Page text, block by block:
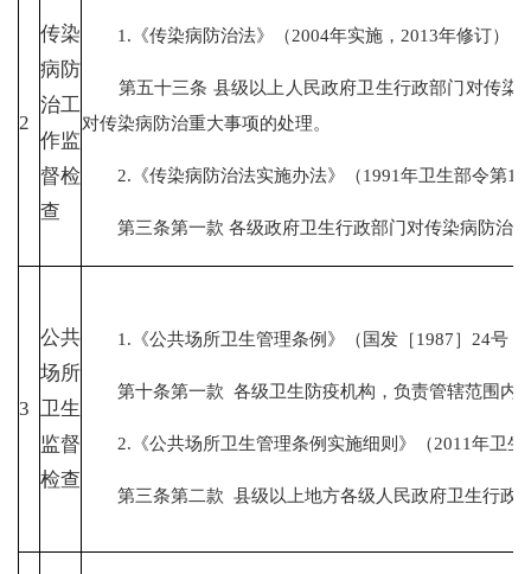
2
传染
病防
治工
作监
督检
查
1.《传染病防治法》（2004年实施，2013年修订）
第五十三条 县级以上人民政府卫生行政部门对传染
对传染病防治重大事项的处理。
2.《传染病防治法实施办法》（1991年卫生部令第17
第三条第一款 各级政府卫生行政部门对传染病防治
3
公共
场所
卫生
监督
检查
1.《公共场所卫生管理条例》（国发［1987］24号，
第十条第一款 各级卫生防疫机构，负责管辖范围内
2.《公共场所卫生管理条例实施细则》（2011年卫生
第三条第二款 县级以上地方各级人民政府卫生行政